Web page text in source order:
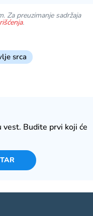
Za preuzimanje sadržaja
.
srca
vest. Budite prvi koji će